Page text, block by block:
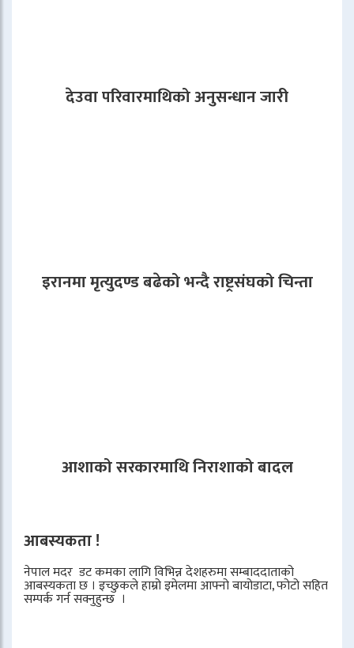
देउवा परिवारमाथिको अनुसन्धान जारी
इरानमा मृत्युदण्ड बढेको भन्दै राष्ट्रसंघको चिन्ता
आशाको सरकारमाथि निराशाको बादल
आबस्यकता !
नेपाल मदर डट कमका लागि विभिन्न देशहरुमा सम्बाददाताको
आबस्यकता छ । इच्छुकले हाम्रो इमेलमा आफ्नो बायोडाटा, फोटो सहित
सम्पर्क गर्न सक्नुहुन्छ ।